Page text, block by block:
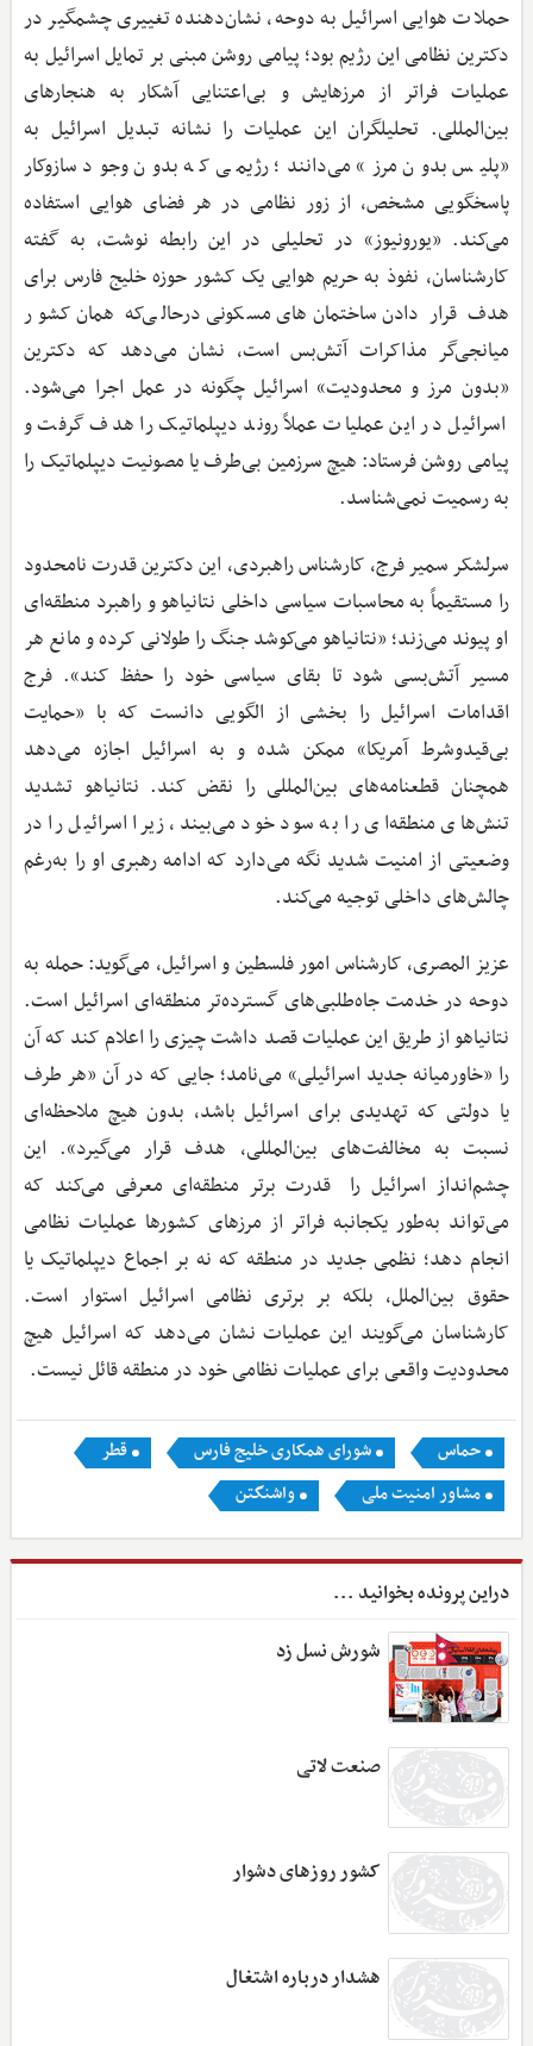
حملات هوایی اسرائیل به دوحه، نشان‌دهنده تغییری چشمگیر در
دکترین نظامی این رژیم بود؛ پیامی روشن مبنی بر تمایل اسرائیل به
عملیات فراتر از مرزهایش و بی‌اعتنایی آشکار به هنجارهای
بین‌المللی. تحلیلگران این عملیات را نشانه تبدیل اسرائیل به
«پلیس بدون مرز» می‌دانند؛ رژیمی که بدون وجود سازوکار
پاسخگویی مشخص، از زور نظامی در هر فضای هوایی استفاده
می‌کند. «یورونیوز» در تحلیلی در این رابطه نوشت، به گفته
کارشناسان، نفوذ به حریم هوایی یک کشور حوزه خلیج فارس برای
هدف قرار دادن ساختمان‌های مسکونی درحالی‌که همان کشور
میانجی‌گر مذاکرات آتش‌بس است، نشان می‌دهد که دکترین
«بدون مرز و محدودیت» اسرائیل چگونه در عمل اجرا می‌شود.
اسرائیل در این عملیات عملاً روند دیپلماتیک را هدف گرفت و
پیامی روشن فرستاد: هیچ سرزمین بی‌طرف یا مصونیت دیپلماتیک را
به رسمیت نمی‌شناسد.
سرلشکر سمیر فرج، کارشناس راهبردی، این دکترین قدرت نامحدود
را مستقیماً به محاسبات سیاسی داخلی نتانیاهو و راهبرد منطقه‌ای
او پیوند می‌زند؛ «نتانیاهو می‌کوشد جنگ را طولانی کرده و مانع هر
مسیر آتش‌بسی شود تا بقای سیاسی خود را حفظ کند». فرج
اقدامات اسرائیل را بخشی از الگویی دانست که با «حمایت
بی‌قیدوشرط آمریکا» ممکن شده و به اسرائیل اجازه می‌دهد
همچنان قطعنامه‌های بین‌المللی را نقض کند. نتانیاهو تشدید
تنش‌های منطقه‌ای را به سود خود می‌بیند، زیرا اسرائیل را در
وضعیتی از امنیت شدید نگه می‌دارد که ادامه رهبری او را به‌رغم
چالش‌های داخلی توجیه می‌کند.
عزیز المصری، کارشناس امور فلسطین و اسرائیل، می‌گوید: حمله به
دوحه در خدمت جاه‌طلبی‌های گسترده‌تر منطقه‌ای اسرائیل است.
نتانیاهو از طریق این عملیات قصد داشت چیزی را اعلام کند که آن
را «خاورمیانه جدید اسرائیلی» می‌نامد؛ جایی که در آن «هر طرف
یا دولتی که تهدیدی برای اسرائیل باشد، بدون هیچ ملاحظه‌ای
نسبت به مخالفت‌های بین‌المللی، هدف قرار می‌گیرد». این
چشم‌انداز اسرائیل را قدرت برتر منطقه‌ای معرفی می‌کند که
می‌‌تواند به‌طور یکجانبه فراتر از مرزهای کشورها عملیات نظامی
انجام دهد؛ نظمی جدید در منطقه که نه بر اجماع دیپلماتیک یا
حقوق بین‌الملل، بلکه بر برتری نظامی اسرائیل استوار است.
کارشناسان می‌گویند این عملیات نشان می‌دهد که اسرائیل هیچ
محدودیت واقعی برای عملیات نظامی خود در منطقه قائل نیست.
حماس شورای همکاری خلیج فارس
قطر
مشاور امنیت ملی
واشنگتن
دراین پرونده بخوانید ...
شورش نسل زد
صنعت لاتی
کشور روزهای دشوار
هشدار درباره اشتغال